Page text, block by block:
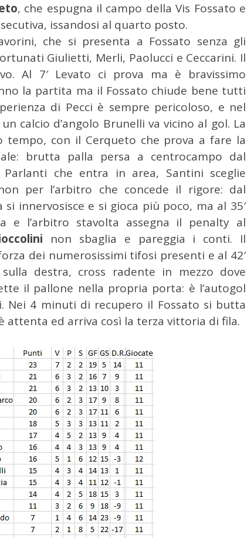
, che espugna il campo della Vis Fossato e
issandosi al quarto posto.
che si presenta a Fossato senza gli
Giulietti, Merli, Paolucci e Ceccarini. Il
Al 7′ Levato ci prova ma è bravissimo
la partita ma il Fossato chiude bene tutti
di Pecci è sempre pericoloso, e nel
calcio d’angolo Brunelli va vicino al gol. La
con il Cerqueto che prova a fare la
brutta palla persa a centrocampo dal
che entra in area, Santini sceglie
per l’arbitro che concede il rigore: dal
innervosisce e si gioca più poco, ma al 35′
e l’arbitro stavolta assegna il penalty al
non sbaglia e pareggia i conti. Il
dei numerosissimi tifosi presenti e al 42′
destra, cross radente in mezzo dove
il pallone nella propria porta: è l’autogol
Nei 4 minuti di recupero il Fossato si butta
attenta ed arriva così la terza vittoria di fila.